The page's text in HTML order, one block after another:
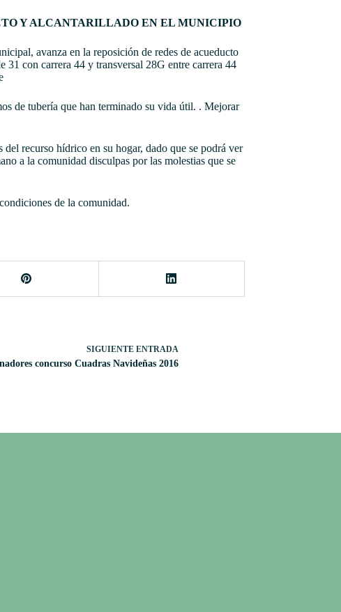
Y ALCANTARILLADO EN EL MUNICIPIO
avanza en la reposición de redes de acueducto
con carrera 44 y transversal 28G entre carrera 44
de tubería que han terminado su vida útil. . Mejorar
recurso hídrico en su hogar, dado que se podrá ver
a la comunidad disculpas por las molestias que se
de la comunidad.
SIGUIENTE ENTRADA
concurso Cuadras Navideñas 2016